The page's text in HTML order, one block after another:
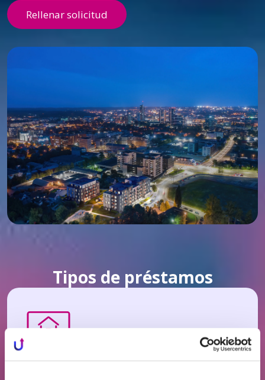
Rellenar solicitud
Tipos de préstamos
Proyectos de promoción inmobiliaria